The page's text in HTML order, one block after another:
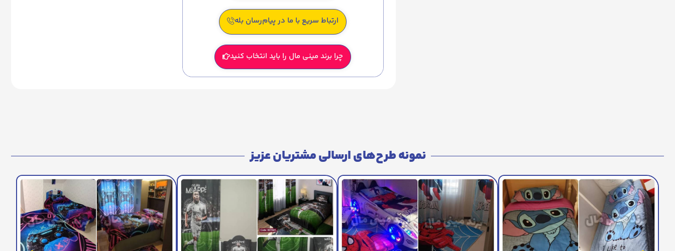
ارتباط سریع با ما در پیام‌رسان بله
چرا برند مینی مال را باید انتخاب کنید
نمونه طرح‌های ارسالی مشتریان عزیز